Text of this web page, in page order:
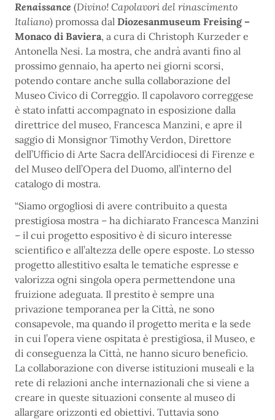
Renaissance (Divino! Capolavori del rinascimento
Italiano) promossa dal Diozesanmuseum Freising –
Monaco di Baviera, a cura di Christoph Kurzeder e
Antonella Nesi. La mostra, che andrà avanti fino al
prossimo gennaio, ha aperto nei giorni scorsi,
potendo contare anche sulla collaborazione del
Museo Civico di Correggio. Il capolavoro correggese
è stato infatti accompagnato in esposizione dalla
direttrice del museo, Francesca Manzini, e apre il
saggio di Monsignor Timothy Verdon, Direttore
dell’Ufficio di Arte Sacra dell’Arcidiocesi di Firenze e
del Museo dell’Opera del Duomo, all’interno del
catalogo di mostra.
“Siamo orgogliosi di avere contribuito a questa
prestigiosa mostra – ha dichiarato Francesca Manzini
– il cui progetto espositivo è di sicuro interesse
scientifico e all’altezza delle opere esposte. Lo stesso
progetto allestitivo esalta le tematiche espresse e
valorizza ogni singola opera permettendone una
fruizione adeguata. Il prestito è sempre una
privazione temporanea per la Città, ne sono
consapevole, ma quando il progetto merita e la sede
in cui l’opera viene ospitata è prestigiosa, il Museo, e
di conseguenza la Città, ne hanno sicuro beneficio.
La collaborazione con diverse istituzioni museali e la
rete di relazioni anche internazionali che si viene a
creare in queste situazioni consente al museo di
allargare orizzonti ed obiettivi. Tuttavia sono